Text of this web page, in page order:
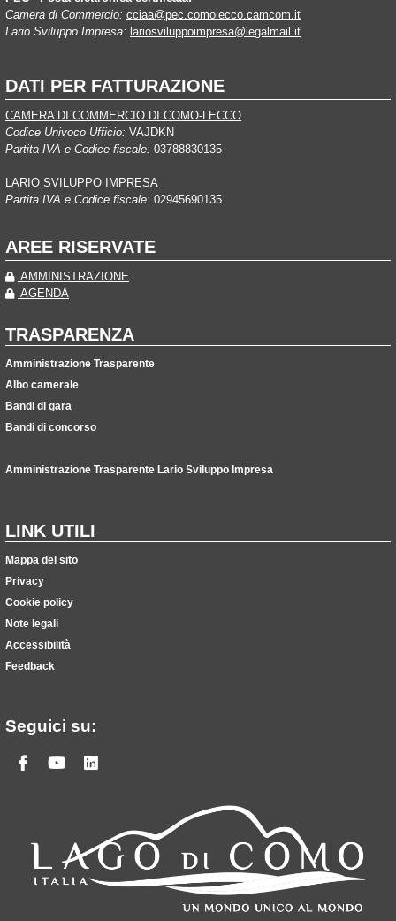
Camera di Commercio: cciaa@pec.comolecco.camcom.it
Lario Sviluppo Impresa: lariosviluppoimpresa@legalmail.it
DATI PER FATTURAZIONE
CAMERA DI COMMERCIO DI COMO-LECCO
Codice Univoco Ufficio: VAJDKN
Partita IVA e Codice fiscale: 03788830135
LARIO SVILUPPO IMPRESA
Partita IVA e Codice fiscale: 02945690135
AREE RISERVATE
AMMINISTRAZIONE
AGENDA
TRASPARENZA
Amministrazione Trasparente
Albo camerale
Bandi di gara
Bandi di concorso
Amministrazione Trasparente Lario Sviluppo Impresa
LINK UTILI
Mappa del sito
Privacy
Cookie policy
Note legali
Accessibilità
Feedback
Seguici su:
Facebook
Youtube